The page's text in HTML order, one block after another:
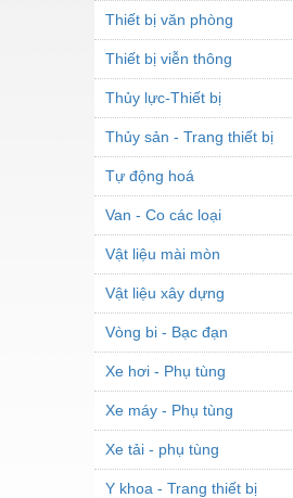
Thiết bị văn phòng
Thiết bị viễn thông
Thủy lực-Thiết bị
Thủy sản - Trang thiết bị
Tự động hoá
Van - Co các loại
Vật liệu mài mòn
Vật liệu xây dựng
Vòng bi - Bạc đạn
Xe hơi - Phụ tùng
Xe máy - Phụ tùng
Xe tải - phụ tùng
Y khoa - Trang thiết bị